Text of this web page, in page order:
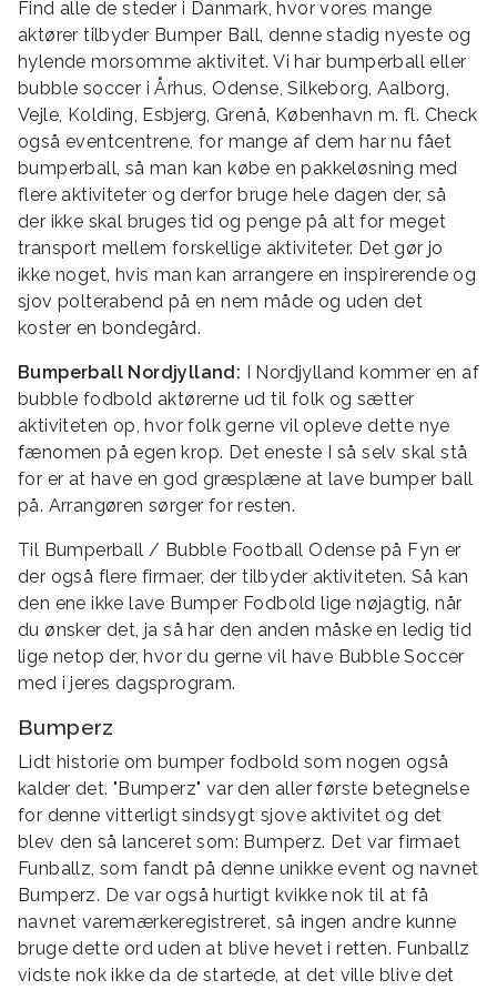
Find alle de steder i Danmark, hvor vores mange
aktører tilbyder Bumper Ball, denne stadig nyeste og
hylende morsomme aktivitet. Vi har bumperball eller
bubble soccer i Århus, Odense, Silkeborg, Aalborg,
Vejle, Kolding, Esbjerg, Grenå, København m. fl. Check
også eventcentrene, for mange af dem har nu fået
bumperball, så man kan købe en pakkeløsning med
flere aktiviteter og derfor bruge hele dagen der, så
der ikke skal bruges tid og penge på alt for meget
transport mellem forskellige aktiviteter. Det gør jo
ikke noget, hvis man kan arrangere en inspirerende og
sjov polterabend på en nem måde og uden det
koster en bondegård.
Bumperball Nordjylland: I Nordjylland kommer en af
bubble fodbold aktørerne ud til folk og sætter
aktiviteten op, hvor folk gerne vil opleve dette nye
fænomen på egen krop. Det eneste I så selv skal stå
for er at have en god græsplæne at lave bumper ball
på. Arrangøren sørger for resten.
Til Bumperball / Bubble Football Odense på Fyn er
der også flere firmaer, der tilbyder aktiviteten. Så kan
den ene ikke lave Bumper Fodbold lige nøjagtig, når
du ønsker det, ja så har den anden måske en ledig tid
lige netop der, hvor du gerne vil have Bubble Soccer
med i jeres dagsprogram.
Bumperz
Lidt historie om bumper fodbold som nogen også
kalder det. "Bumperz" var den aller første betegnelse
for denne vitterligt sindsygt sjove aktivitet og det
blev den så lanceret som: Bumperz. Det var firmaet
Funballz, som fandt på denne unikke event og navnet
Bumperz. De var også hurtigt kvikke nok til at få
navnet varemærkeregistreret, så ingen andre kunne
bruge dette ord uden at blive hevet i retten. Funballz
vidste nok ikke da de startede, at det ville blive det